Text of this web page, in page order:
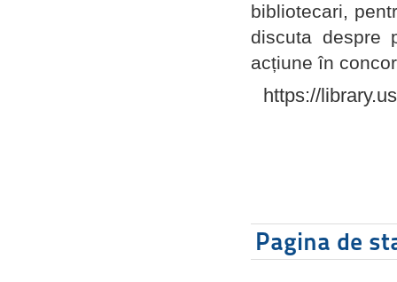
bibliotecari,
discuta despre
acțiune în
https://
Pagina de